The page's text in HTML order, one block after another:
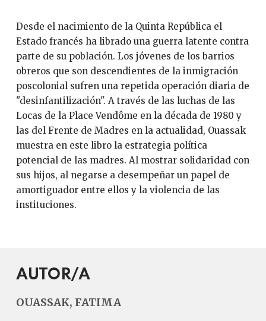
Desde el nacimiento de la Quinta República el
Estado francés ha librado una guerra latente contra
parte de su población. Los jóvenes de los barrios
obreros que son descendientes de la inmigración
poscolonial sufren una repetida operación diaria de
"desinfantilización". A través de las luchas de las
Locas de la Place Vendôme en la década de 1980 y
las del Frente de Madres en la actualidad, Ouassak
muestra en este libro la estrategia política
potencial de las madres. Al mostrar solidaridad con
sus hijos, al negarse a desempeñar un papel de
amortiguador entre ellos y la violencia de las
instituciones.
AUTOR/A
OUASSAK, FATIMA